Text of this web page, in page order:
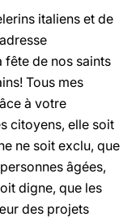
italiens et de
fête de nos saints
Tous mes
à votre
citoyens, elle soit
ne soit exclu, que
âgées,
digne, que les
des projets